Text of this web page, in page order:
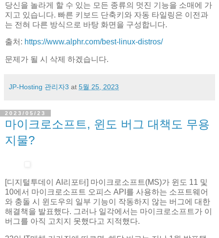
당신을 놀라게 할 수 있는 모든 종류의 멋진 기능을 소매에 가
지고 있습니다. 빠른 키보드 단축키와 자동 타일링은 이전과
는 전혀 다른 방식으로 바탕 화면을 구성합니다.
출처: https://www.alphr.com/best-linux-distros/
문제가 될 시 삭제 하겠습니다.
JP-Hosting 관리자3 at 5월 25, 2023
2023/05/23
마이크로소프트, 윈도 버그 대책도 무용
지물?
[디지털투데이 AI리포터] 마이크로소프트(MS)가 윈도 11 및
10에서 마이크로소프트 오피스 API를 사용하는 소프트웨어
와 충돌 시 윈도우의 일부 기능이 작동하지 않는 버그에 대한
해결책을 발표했다. 그러나 일각에서는 마이크로소프트가 이
버그를 아직 고치지 못했다고 지적했다.